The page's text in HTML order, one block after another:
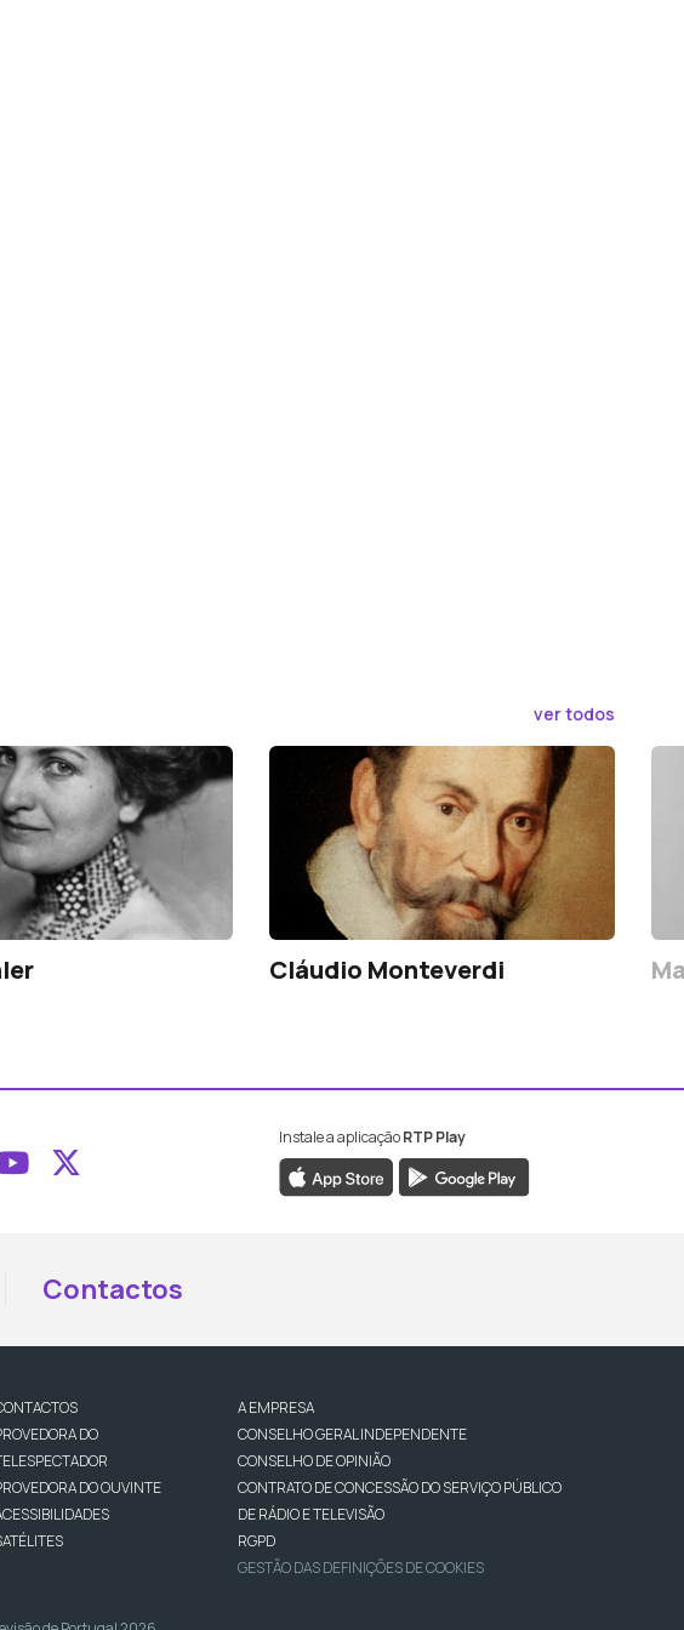
ver todos
Cláudio Monteverdi
ao Facebook da RTP Antena 2
ao Instagram da RTP Antena 2
Aceder ao YouTube da RTP Antena 2
Aceder ao X da RTP Antena 2
Instale a aplicaçãoRTP Play
Contactos
DO
DO OUVINTE
A EMPRESA
CONSELHO GERAL INDEPENDENTE
CONSELHO DE OPINIÃO
CONTRATO DE CONCESSÃO DO SERVIÇO PÚBLICO
DE RÁDIO E TELEVISÃO
RGPD
GESTÃO DAS DEFINIÇÕES DE COOKIES